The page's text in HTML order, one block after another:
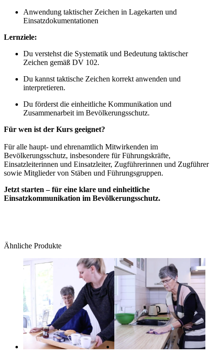
Anwendung taktischer Zeichen in Lagekarten und
Einsatzdokumentationen
Lernziele:
Du verstehst die Systematik und Bedeutung taktischer
Zeichen gemäß DV 102.
Du kannst taktische Zeichen korrekt anwenden und
interpretieren.
Du förderst die einheitliche Kommunikation und
Zusammenarbeit im Bevölkerungsschutz.
Für wen ist der Kurs geeignet?
Für alle haupt- und ehrenamtlich Mitwirkenden im
Bevölkerungsschutz, insbesondere für Führungskräfte,
Einsatzleiterinnen und Einsatzleiter, Zugführerinnen und Zugführer
sowie Mitglieder von Stäben und Führungsgruppen.
Jetzt starten – für eine klare und einheitliche
Einsatzkommunikation im Bevölkerungsschutz.
Ähnliche Produkte